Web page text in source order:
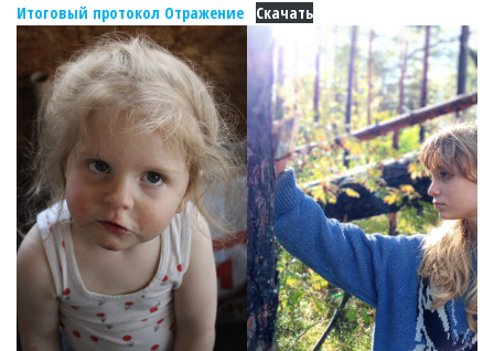
Итоговый протокол Отражение Скачать